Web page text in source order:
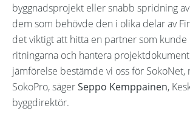
byggnadsprojekt eller snabb spridning
dem som behövde den i olika delar av
det viktigt att hitta en partner som kunde
ritningarna och hantera
jämförelse bestämde vi oss för SokoNet,
SokoPro, sägerSeppo Kemppainen,
byggdirektör.